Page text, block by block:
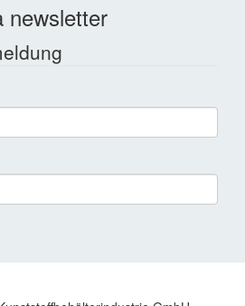
newsletter